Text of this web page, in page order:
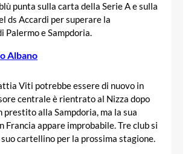
punta sulla carta della Serie A e sulla
ds Accardi per superare la
Palermo e Sampdoria.
Albano
Viti potrebbe essere di nuovo in
centrale è rientrato al Nizza dopo
prestito alla Sampdoria, ma la sua
Francia appare improbabile. Tre club si
cartellino per la prossima stagione.